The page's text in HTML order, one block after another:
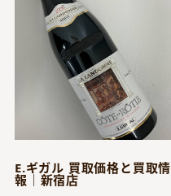
E.ギガル 買取価格と買取情
報｜新宿店